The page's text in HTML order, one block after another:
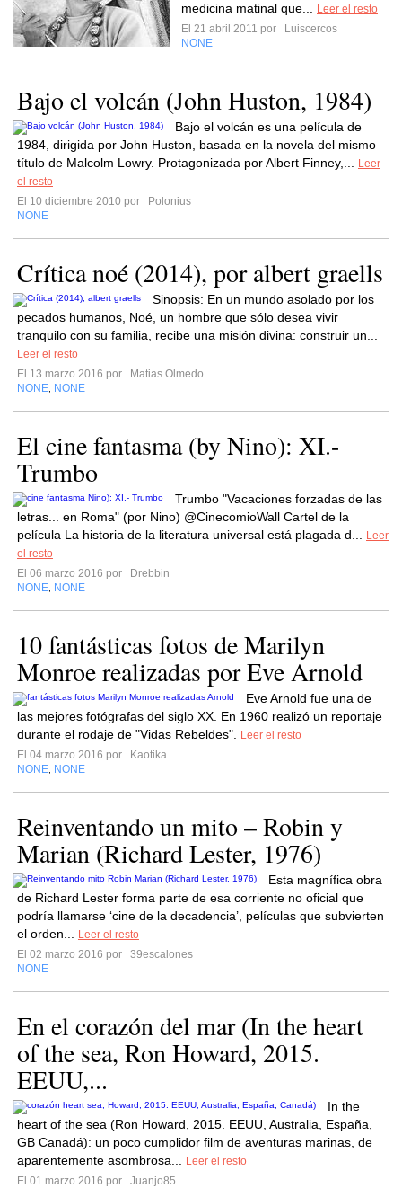
medicina matinal que...
Leer el resto
El 21 abril 2011 por
Luiscercos
NONE
Bajo el volcán (John Huston, 1984)
Bajo el volcán es una película de
1984, dirigida por John Huston, basada en la novela del mismo
título de Malcolm Lowry. Protagonizada por Albert Finney,...
Leer
el resto
El 10 diciembre 2010 por
Polonius
NONE
Crítica noé (2014), por albert graells
Sinopsis: En un mundo asolado por los
pecados humanos, Noé, un hombre que sólo desea vivir
tranquilo con su familia, recibe una misión divina: construir un...
Leer el resto
El 13 marzo 2016 por
Matias Olmedo
NONE NONE
El cine fantasma (by Nino): XI.-
Trumbo
Trumbo "Vacaciones forzadas de las
letras... en Roma" (por Nino) @CinecomioWall Cartel de la
película La historia de la literatura universal está plagada d...
Leer
el resto
El 06 marzo 2016 por
Drebbin
NONE NONE
10 fantásticas fotos de Marilyn
Monroe realizadas por Eve Arnold
Eve Arnold fue una de
las mejores fotógrafas del siglo XX. En 1960 realizó un reportaje
durante el rodaje de "Vidas Rebeldes".
Leer el resto
El 04 marzo 2016 por
Kaotika
NONE NONE
Reinventando un mito – Robin y
Marian (Richard Lester, 1976)
Esta magnífica obra
de Richard Lester forma parte de esa corriente no oficial que
podría llamarse ‘cine de la decadencia’, películas que subvierten
el orden...
Leer el resto
El 02 marzo 2016 por
39escalones
NONE
En el corazón del mar (In the heart
of the sea, Ron Howard, 2015.
EEUU,...
In the
heart of the sea (Ron Howard, 2015. EEUU, Australia, España,
GB Canadá): un poco cumplidor film de aventuras marinas, de
aparentemente asombrosa...
Leer el resto
El 01 marzo 2016 por
Juanjo85